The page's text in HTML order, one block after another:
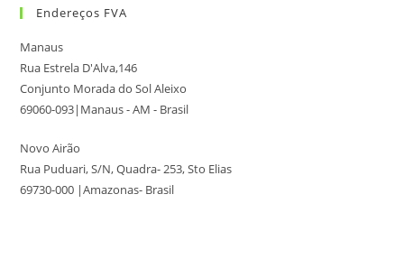
Endereços FVA
Manaus
Rua Estrela D'Alva,146
Conjunto Morada do Sol Aleixo
69060-093|Manaus - AM - Brasil
Novo Airão
Rua Puduari, S/N, Quadra- 253, Sto Elias
69730-000 |Amazonas- Brasil